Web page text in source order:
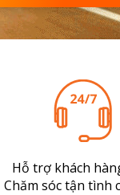
Hỗ trợ khách
Chăm sóc tận tình